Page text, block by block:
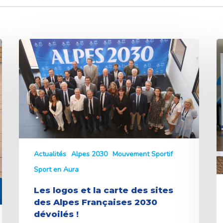
Les
logos
et
la
carte
des
sites
Françaises
2030
dévoilés
Actualités Alpes 2030 Mouvement Sportif
Sport en Aura
Les logos et la carte des sites
des Alpes Françaises 2030
dévoilés !
la